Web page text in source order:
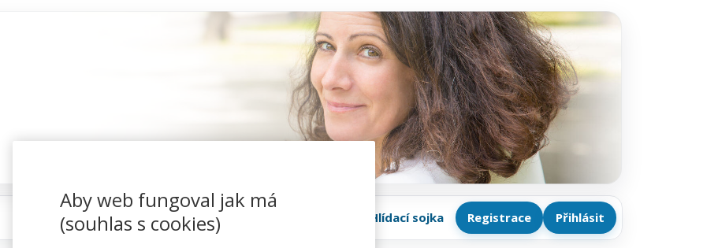
Hlídací sojka Registrace Přihlásit
Aby web fungoval jak má
(souhlas s cookies)